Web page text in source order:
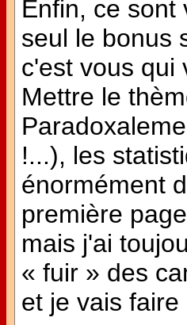
Enfin, ce sont
seul le bonus
c'est vous qui
Mettre le
!...), les
énormément
première
mais j'ai
« fuir » des
et je vais faire